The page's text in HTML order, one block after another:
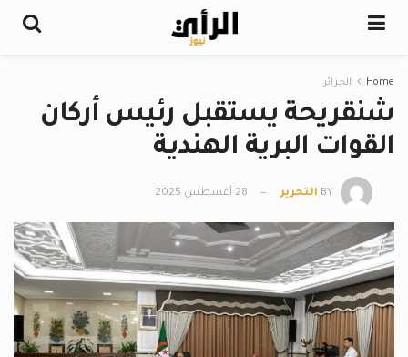
Home الجزائر
شنقريحة يستقبل رئيس أركان
القوات البرية الهندية
BY التحرير 28 أغسطس 2025